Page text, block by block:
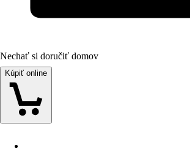
Nechať si doručiť domov
Kúpiť online